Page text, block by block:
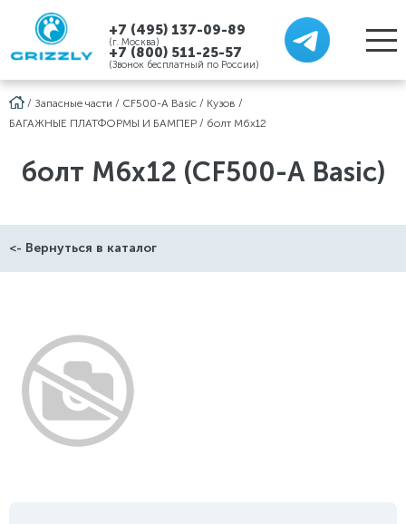
+7 (495) 137-09-89
(г. Москва)
+7 (800) 511-25-57
(Звонок бесплатный по России)
/ Запасные части / CF500-A Basic / Кузов /
БАГАЖНЫЕ ПЛАТФОРМЫ И БАМПЕР / болт М6х12
болт М6х12 (CF500-A Basic)
<- Вернуться в каталог